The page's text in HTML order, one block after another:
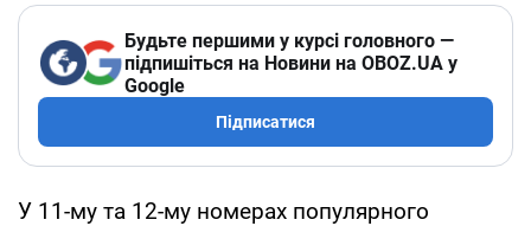
Будьте першими у курсі головного —
підпишіться на Новини на OBOZ.UA у
Google
Підписатися
У 11-му та 12-му номерах популярного